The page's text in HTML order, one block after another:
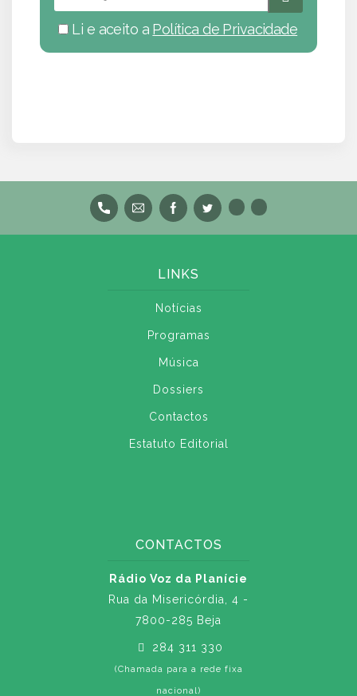
Li e aceito a Política de Privacidade
LINKS
Notícias
Programas
Música
Dossiers
Contactos
Estatuto Editorial
CONTACTOS
Rádio Voz da Planície
Rua da Misericórdia, 4 -
7800-285 Beja
284 311 330
(Chamada para a rede fixa
nacional)